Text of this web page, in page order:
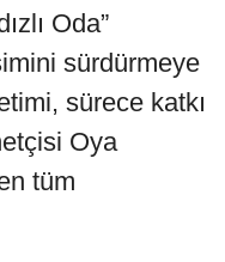
Oda”
sürdürmeye
sürece katkı
Oya
tüm